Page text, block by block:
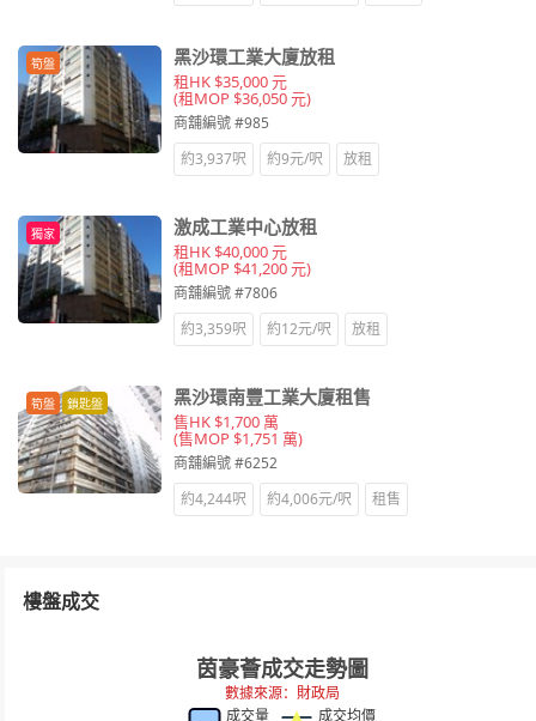
筍盤 黑沙環工業大廈放租
租HK $35,000 元
(租MOP $36,050 元)
商舖編號 #985
約3,937呎
約9元/呎 放租
獨家 激成工業中心放租
租HK $40,000 元
(租MOP $41,200 元)
商舖編號 #7806
約3,359呎
約12元/呎 放租
筍盤 鎖匙盤 黑沙環南豐工業大廈租售
售HK $1,700 萬
(售MOP $1,751 萬)
商舖編號 #6252
約4,244呎
約4,006元/呎 租售
樓盤成交